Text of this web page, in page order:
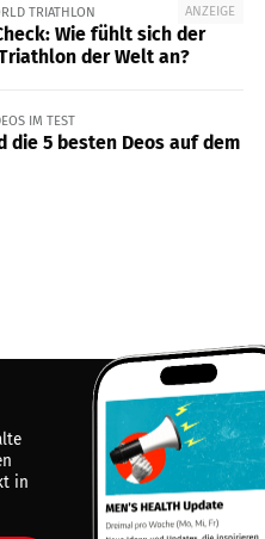
ANZEIGE
TRIATHLON
Wie fühlt sich der
der Welt an?
IM TEST
die 5 besten Deos auf dem
in